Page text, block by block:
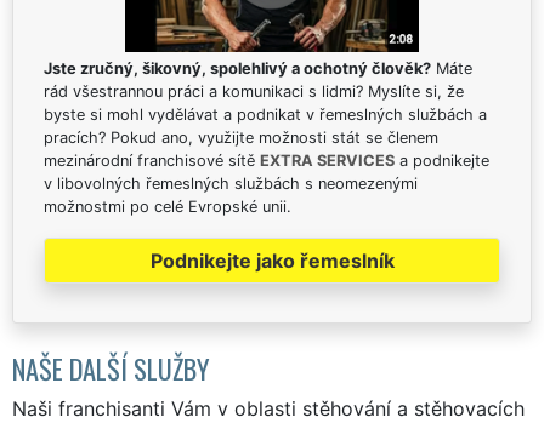
Jste zručný, šikovný, spolehlivý a ochotný člověk? Máte
rád všestrannou práci a komunikaci s lidmi? Myslíte si, že
byste si mohl vydělávat a podnikat v řemeslných službách a
pracích? Pokud ano, využijte možnosti stát se členem
mezinárodní franchisové sítě EXTRA SERVICES a podnikejte
v libovolných řemeslných službách s neomezenými
možnostmi po celé Evropské unii.
Podnikejte jako řemeslník
NAŠE DALŠÍ SLUŽBY
Naši franchisanti Vám v oblasti stěhování a stěhovacích